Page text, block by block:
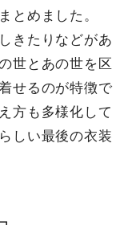
とめました。
きたりなどがあ
世とあの世を区
せるのが特徴で
方も多様化して
しい最後の衣装